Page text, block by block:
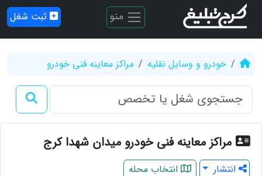
منو ثبت شغل
خودرو و وسایل نقلیه مراکز معاینه فنی خودرو
مراکز معاینه فنی خودرو میدان شهدا کرج
انتشار انتخاب محله